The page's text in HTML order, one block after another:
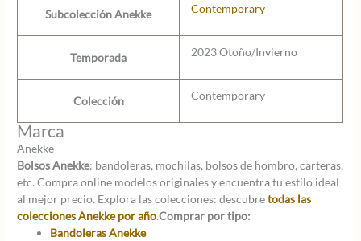
Subcolección Anekke Contemporary
Temporada 2023 Otoño/Invierno
Colección Contemporary
Marca
Anekke
Bolsos Anekke: bandoleras, mochilas, bolsos de hombro, carteras,
etc. Compra online modelos originales y encuentra tu estilo ideal
al mejor precio. Explora las colecciones: descubretodas las
colecciones Anekke por año.Comprar por tipo:
Bandoleras Anekke